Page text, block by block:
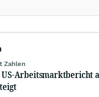
Zahlen
Arbeitsmarktbericht